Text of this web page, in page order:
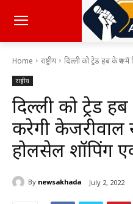
Home राष्ट्रीय दिल्ली को ट्रेड हब के रूप
राष्ट्रीय
दिल्ली को ट्रेड
करेगी केजरीवाल
होलसेल शॉपिंग
By newsakhada July 2, 2022